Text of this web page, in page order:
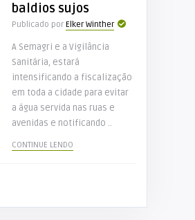
baldios sujos
Publicado por Elker Winther
A Semagri e a Vigilância
Sanitária, estará
intensificando a fiscalização
em toda a cidade para evitar
a água servida nas ruas e
avenidas e notificando ..
CONTINUE LENDO